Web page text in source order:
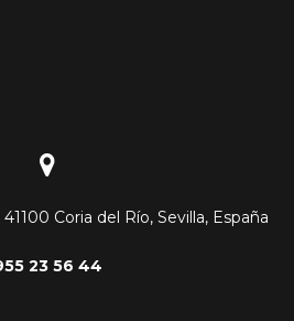
Coria del Río, Sevilla, España
23 56 44